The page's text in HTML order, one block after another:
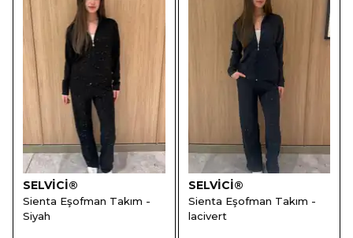
SELVİCİ®
Sienta Eşofman Takım -
Siyah
SELVİCİ®
Sienta Eşofman Takım -
lacivert